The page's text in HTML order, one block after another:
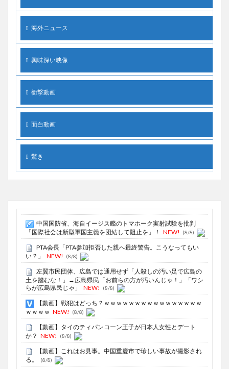
海外ニュース
興味深い映像
衝撃動画
面白動画
驚き
中国国防省、海自イージス艦のトマホーク実射試験を批判
「国際社会は新型軍国主義を団結して阻止を」！
NEW! (8/8)
PTA会長「PTA参加拒否した親へ最終警告。こうなってもい
い？」
NEW! (8/8)
左翼市民団体、広島では通用せず「人殺しの汚い足で広島の
土を踏むな！」→広島県民「お前らの方が汚いんじゃ！」「ワシ
らが広島県民じゃ」
NEW! (8/8)
【動画】戦犯はどっち？ｗｗｗｗｗｗｗｗｗｗｗｗｗｗｗｗ
ｗｗｗｗ NEW! (8/8)
【動画】タイのティパンコーン王子が日本人女性とデート
か？ NEW! (8/8)
【動画】これはお見事。中国重慶市で珍しい事故が撮影され
る。
(8/8)